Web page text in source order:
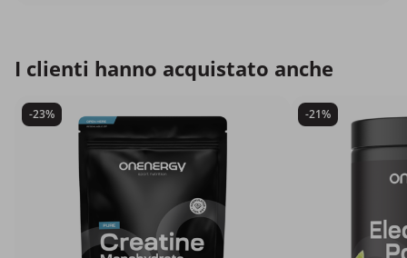
I clienti hanno acquistato anche
-23% -21%